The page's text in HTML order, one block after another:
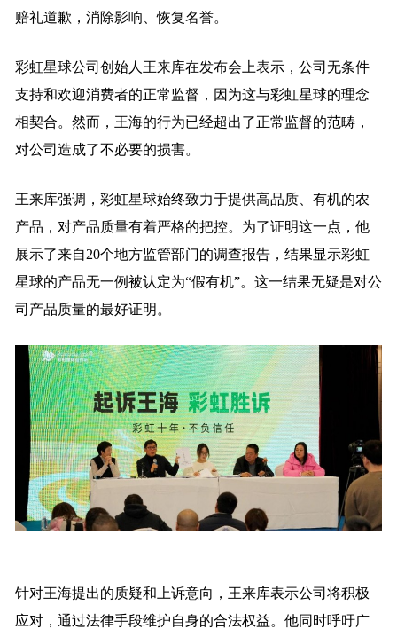
赔礼道歉，消除影响、恢复名誉。
彩虹星球公司创始人王来库在发布会上表示，公司无条件
支持和欢迎消费者的正常监督，因为这与彩虹星球的理念
相契合。然而，王海的行为已经超出了正常监督的范畴，
对公司造成了不必要的损害。
王来库强调，彩虹星球始终致力于提供高品质、有机的农
产品，对产品质量有着严格的把控。为了证明这一点，他
展示了来自20个地方监管部门的调查报告，结果显示彩虹
星球的产品无一例被认定为“假有机”。这一结果无疑是对公
司产品质量的最好证明。
针对王海提出的质疑和上诉意向，王来库表示公司将积极
应对，通过法律手段维护自身的合法权益。他同时呼吁广